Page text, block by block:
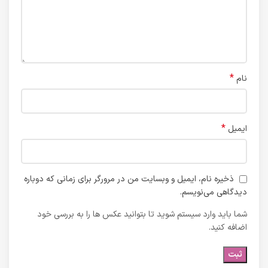
نام *
ایمیل *
ذخیره نام، ایمیل و وبسایت من در مرورگر برای زمانی که دوباره
دیدگاهی می‌نویسم.
شما باید وارد سیستم شوید تا بتوانید عکس ها را به بررسی خود
اضافه کنید.